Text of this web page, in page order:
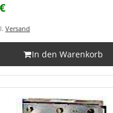
Versand
In den Warenkorb